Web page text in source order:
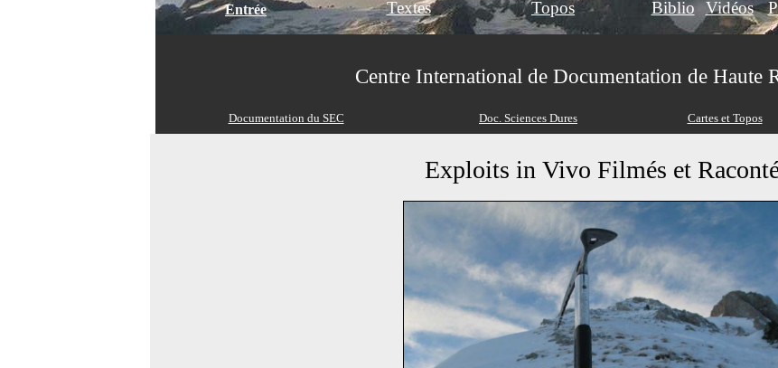
Entrée
Textes Topos Biblio Vidéos
Centre International de Documentation de Haute
Documentation du SEC Doc. Sciences Dures Cartes et Topos
Exploits in Vivo Filmés et